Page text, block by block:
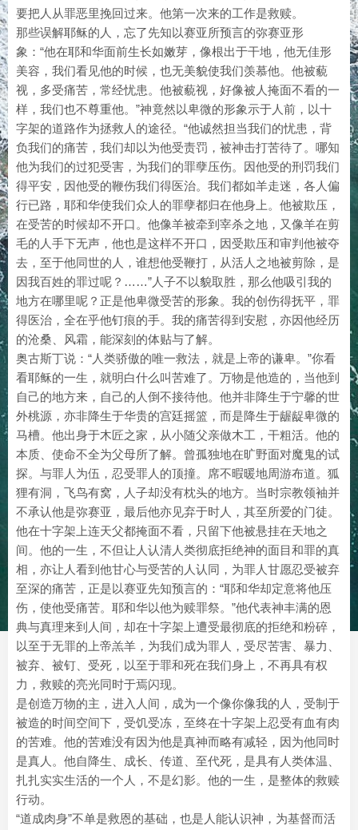
要把人从罪恶里挽回过来。他第一次来的工作是救赎。
那些误解耶稣的人，忘了先知以赛亚所预言的弥赛亚形
象：“他在耶和华面前生长如嫩芽，像根出于干地，他无佳形
美容，我们看见他的时候，也无美貌使我们羡慕他。他被藐
视，多受痛苦，常经忧患。他被藐视，好像被人掩面不看的一
样，我们也不尊重他。”神竟然以卑微的形象示于人前，以十
字架的道路作为拯救人的途径。“他诚然担当我们的忧患，背
负我们的痛苦，我们却以为他受责罚，被神击打苦待了。哪知
他为我们的过犯受害，为我们的罪孽压伤。因他受的刑罚我们
得平安，因他受的鞭伤我们得医治。我们都如羊走迷，各人偏
行已路，耶和华使我们众人的罪孽都归在他身上。他被欺压，
在受苦的时候却不开口。他像羊被牵到宰杀之地，又像羊在剪
毛的人手下无声，他也是这样不开口，因受欺压和审判他被夺
去，至于他同世的人，谁想他受鞭打，从活人之地被剪除，是
因我百姓的罪过呢？……”人子不以貌取胜，那么他吸引我的
地方在哪里呢？正是他卑微受苦的形象。我的创伤得抚平，罪
得医治，全在乎他钉痕的手。我的痛苦得到安慰，亦因他经历
的沧桑、风霜，能深刻的体贴与了解。
奥古斯丁说：“人类骄傲的唯一救法，就是上帝的谦卑。”你看
看耶稣的一生，就明白什么叫苦难了。万物是他造的，当他到
自己的地方来，自己的人倒不接待他。他并非降生于宁馨的世
外桃源，亦非降生于华贵的宫廷摇篮，而是降生于龌龊卑微的
马槽。他出身于木匠之家，从小随父亲做木工，干粗活。他的
本质、使命不全为父母所了解。曾孤独地在旷野面对魔鬼的试
探。与罪人为伍，忍受罪人的顶撞。席不暇暖地周游布道。狐
狸有洞，飞鸟有窝，人子却没有枕头的地方。当时宗教领袖并
不承认他是弥赛亚，最后他亦见弃于时人，其至所爱的门徒。
他在十字架上连天父都掩面不看，只留下他被悬挂在天地之
间。他的一生，不但让人认清人类彻底拒绝神的面目和罪的真
相，亦让人看到他甘心与受苦的人认同，为罪人甘愿忍受被弃
至深的痛苦，正是以赛亚先知预言的：“耶和华却定意将他压
伤，使他受痛苦。耶和华以他为赎罪祭。”他代表神丰满的恩
典与真理来到人间，却在十字架上遭受最彻底的拒绝和粉碎，
以至于无罪的上帝羔羊，为我们成为罪人，受尽苦害、暴力、
被弃、被钉、受死，以至于罪和死在我们身上，不再具有权
力，救赎的亮光同时于焉闪现。
是创造万物的主，进入人间，成为一个像你像我的人，受制于
被造的时间空间下，受饥受冻，至终在十字架上忍受有血有肉
的苦难。他的苦难没有因为他是真神而略有减轻，因为他同时
是真人。他自降生、成长、传道、至代死，是具有人类体温、
扎扎实实生活的一个人，不是幻影。他的一生，是整体的救赎
行动。
“道成肉身”不单是救恩的基础，也是人能认识神，为基督而活